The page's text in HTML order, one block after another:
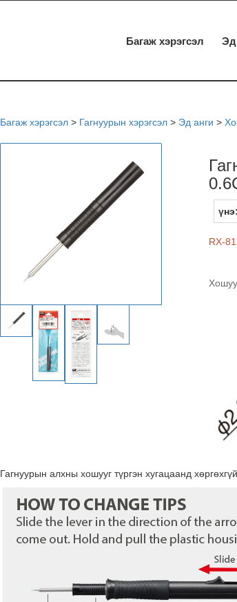
Багаж хэрэгсэл Эд
Багаж хэрэгсэл> Гагнуурын хэрэгсэл> Эд анги >
үнэ:
RX-
Гагнуурын алхны хошууг түргэн хугацаанд